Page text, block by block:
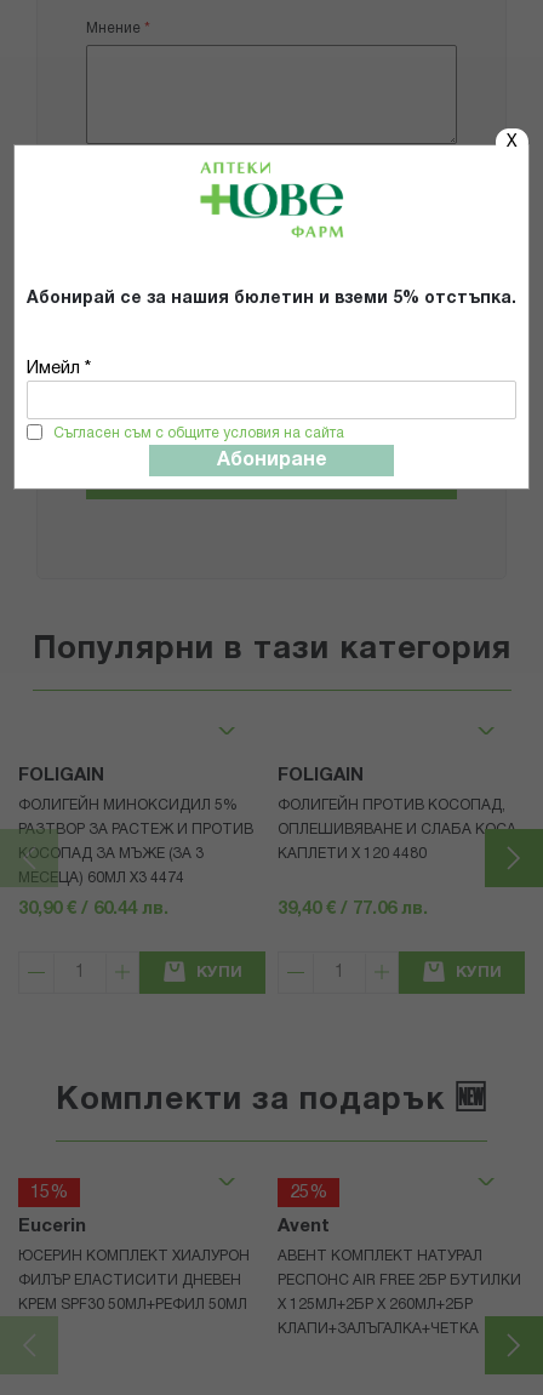
X
Абонирай се за нашия бюлетин и вземи 5% отстъпка.
Имейл *
Съгласен съм с общите условия на сайта
Абониране
Мнение
Добави снимки
Препоръчвам продукта
Общите условия и политиката за
поверителност
ИЗПРАТИ
Популярни в тази категория
FOLIGAIN
ФОЛИГЕЙН МИНОКСИДИЛ 5%
РАЗТВОР ЗА РАСТЕЖ И ПРОТИВ
КОСОПАД ЗА МЪЖЕ (ЗА 3
МЕСЕЦА) 60МЛ X3 4474
30,90 € / 60.44 лв.
КУПИ
FOLIGAIN
ФОЛИГЕЙН ПРОТИВ КОСОПАД,
ОПЛЕШИВЯВАНЕ И СЛАБА КОСА
КАПЛЕТИ X 120 4480
39,40 € / 77.06 лв.
КУПИ
Комплекти за подарък 🆕
15%
Eucerin
ЮСЕРИН КОМПЛЕКТ ХИАЛУРОН
ФИЛЪР ЕЛАСТИСИТИ ДНЕВЕН
КРЕМ SPF30 50МЛ+РЕФИЛ 50МЛ
25%
Avent
АВЕНТ КОМПЛЕКТ НАТУРАЛ
РЕСПОНС AIR FREE 2БР БУТИЛКИ
Х 125МЛ+2БР Х 260МЛ+2БР
КЛАПИ+ЗАЛЪГАЛКА+ЧЕТКА